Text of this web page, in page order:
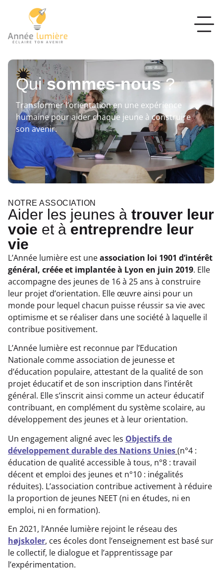
Quisommes-nous?
Transformer l’orientation en une expérience
humaine pour aider chaque jeune à construire
son avenir.
NOTRE ASSOCIATION
Aider les jeunes à trouver leur
voie et à entreprendre leur
vie
L’Année lumière est uneassociation loi 1901 d’intérêt
général, créée et implantée à Lyon en juin 2019. Elle
accompagne des jeunes de 16 à 25 ans à construire
leur projet d’orientation. Elle œuvre ainsi pour un
monde pour lequel chacun puisse réussir sa vie avec
optimisme et se réaliser dans une société à laquelle il
contribue positivement.
L’Année lumière est reconnue par l’Education
Nationale comme association de jeunesse et
d’éducation populaire, attestant de la qualité de son
projet éducatif et de son inscription dans l’intérêt
général. Elle s’inscrit ainsi comme un acteur éducatif
contribuant, en complément du système scolaire, au
développement des jeunes et à leur orientation.
Un engagement aligné avec les Objectifs de
développement durable des Nations Unies(n°4 :
éducation de qualité accessible à tous, n°8 : travail
décent et emploi des jeunes et n°10 : inégalités
réduites). L’association contribue activement à réduire
la proportion de jeunes NEET (ni en études, ni en
emploi, ni en formation).
En 2021, l’Année lumière rejoint le réseau des
højskoler, ces écoles dont l’enseignement est basé sur
le collectif, le dialogue et l’apprentissage par
l’expérimentation.